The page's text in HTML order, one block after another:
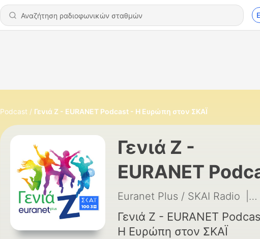
Podcast Γενιά Ζ - EURANET Podcast - H Ευρώπη στον ΣΚΑΪ
Γενιά Ζ -
EURANET
- H Ευρώπη στον
ΣΚΑΪ
Euranet Plus / SKAI Radio
Γενιά Ζ - EURANET
H Ευρώπη στον ΣΚΑΪ